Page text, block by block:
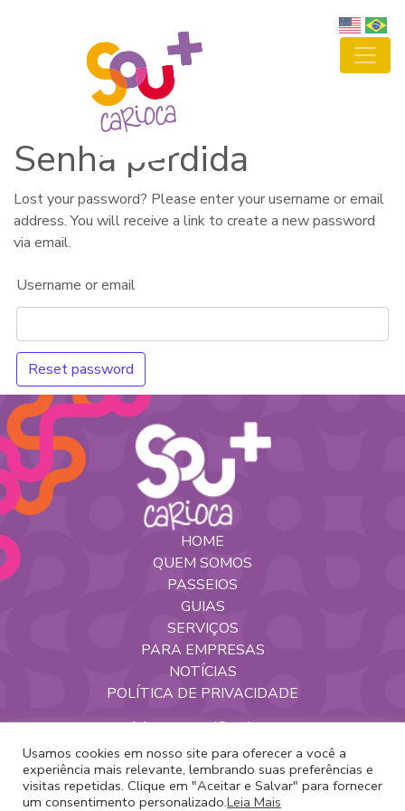
Senha perdida
Lost your password? Please enter your username or email
address. You will receive a link to create a new password
via email.
Username or email
Reset password
HOME
QUEM SOMOS
PASSEIOS
GUIAS
SERVIÇOS
PARA EMPRESAS
NOTÍCIAS
POLÍTICA DE PRIVACIDADE
Nossas Redes
Usamos cookies em nosso site para oferecer a você a
experiência mais relevante, lembrando suas preferências e
visitas repetidas. Clique em "Aceitar e Salvar" para fornecer
um consentimento personalizado.Leia Mais